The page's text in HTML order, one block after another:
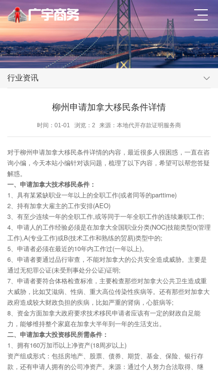
行业资讯
柳州申请加拿大移民条件详情
时间：01-01 浏览：2 来源：本地代开存款证明服务商
对于柳州申请加拿大移民条件详情的内容，最近很多人很困惑，一直在咨
询小编，今天本站小编针对该问题，梳理了以下内容，希望可以帮您答疑
解惑。
一、申请加拿大技术移民条件：
1、具有某紧缺职业一年以上的全职工作(或者同等的parttime)
2、持有加拿大雇主的工作安排(AEO)
3、有至少连续一年的全职工作,或等同于一年全职工作的连续兼职工作;
4、申请人的工作经验必须是在加拿大全国职业分类(NOC)技能类型0(管理
工作),A(专业工作)或B(技术工作和熟练的贸易)类型中的;
5、申请者必须在最近的10年内工作过(一年以上)。
6、申请者要通过品行审查，不能对加拿大的公共安全造成威胁。主要是
通过无犯罪公证(未受刑事处分公证)证明;
7、申请者要符合体格检查标准，主要检查那些对加拿大公共卫生造成重
大威胁，比如艾滋病、性病、重大高位传染性疾病等。还有那些对加拿大
政府造成较大财政负担的疾病，比如严重的肾病，心脏病等;
8、资金方面加拿大政府要求技术移民申请者应该有一定的财政自足能
力，能够维持整个家庭在加拿大半年到一年的生活支出。
二、申请加拿大投资移民所需条件：
1、拥有160万加币以上净资产(18周岁以上)
资产组成形式：包括房地产、股票、债券、期货、基金、保险、银行存
款，还有申请人拥有的公司净资产。来源：通过个人努力合法取得、继